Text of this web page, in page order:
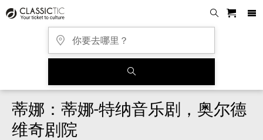
蒂娜：蒂娜-特纳音乐剧，奥尔德
维奇剧院